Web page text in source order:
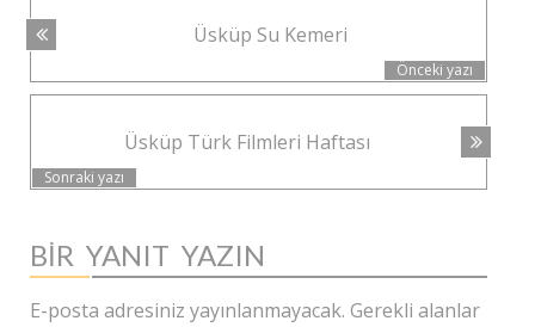
NAVIGASYONU
Önceki yazı
Üsküp Su Kemeri
Sonraki yazı
Üsküp Türk Filmleri Haftası
BIR YANIT YAZIN
E-posta adresiniz yayınlanmayacak. Gerekli alanlar